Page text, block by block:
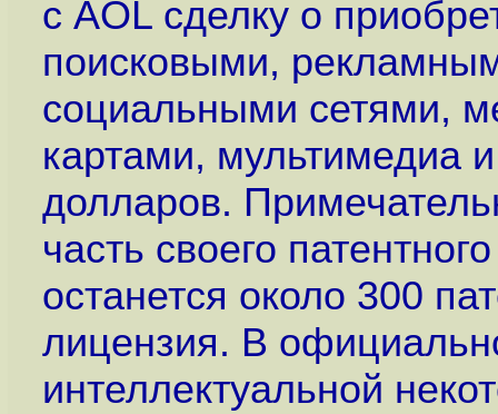
с AOL сделку о
поисковыми,
социальными сетями,
картами, мультимедиа
долларов.
часть своего
останется около 300
лицензия. В
интеллектуальной